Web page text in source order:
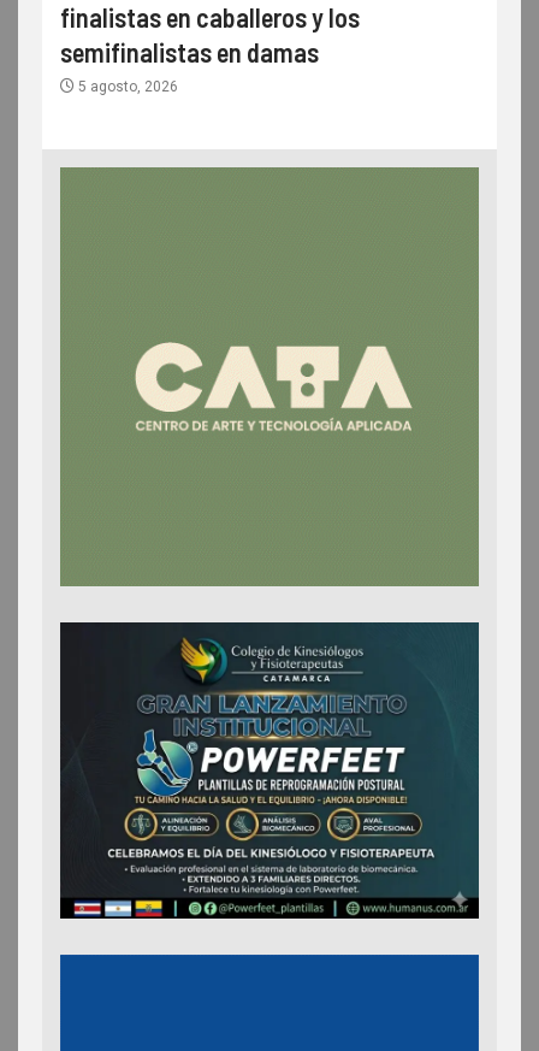
finalistas en caballeros y los
semifinalistas en damas
5 agosto, 2026